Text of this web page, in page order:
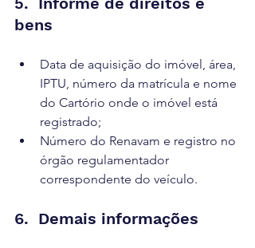
bens
Data de aquisição do imóvel, área,
IPTU, número da matrícula e nome
do Cartório onde o imóvel está
registrado;
Número do Renavam e registro no
órgão regulamentador
correspondente do veículo.
6.  Demais informações